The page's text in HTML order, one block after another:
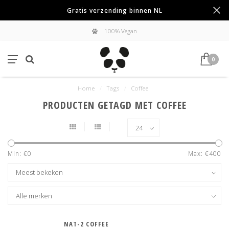
Gratis verzending binnen NL
100% Vegan
0
Home Tags Coffee
PRODUCTEN GETAGD MET COFFEE
Min: €0 Max: €400
NAT-2 COFFEE